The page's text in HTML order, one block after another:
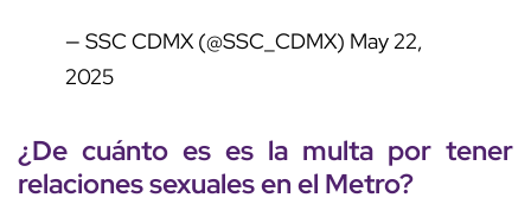
— SSC CDMX (@SSC_CDMX) May 22,
2025
¿De cuánto es es la multa por tener
relaciones sexualesen el Metro?